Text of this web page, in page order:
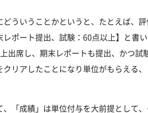
どういうことかというと、たとえば、
レポート提出、試験：60点以上】と書
出席し、期末レポートも提出、かつ試
クリアしたことになり単位がもらえる、
、「成績」は単位付与を大前提として